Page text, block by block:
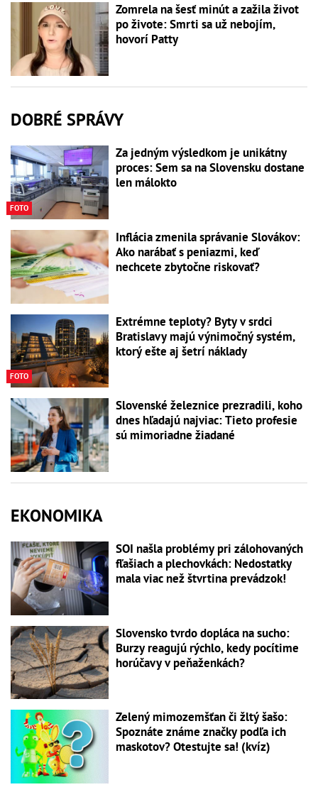
Zomrela na šesť minút a zažila život
po živote: Smrti sa už nebojím,
hovorí Patty
DOBRÉ SPRÁVY
FOTO
Za jedným výsledkom je unikátny
proces: Sem sa na Slovensku dostane
len málokto
Inflácia zmenila správanie Slovákov:
Ako narábať s peniazmi, keď
nechcete zbytočne riskovať?
FOTO
Extrémne teploty? Byty v srdci
Bratislavy majú výnimočný systém,
ktorý ešte aj šetrí náklady
Slovenské železnice prezradili, koho
dnes hľadajú najviac: Tieto profesie
sú mimoriadne žiadané
EKONOMIKA
SOI našla problémy pri zálohovaných
fľašiach a plechovkách: Nedostatky
mala viac než štvrtina prevádzok!
Slovensko tvrdo dopláca na sucho:
Burzy reagujú rýchlo, kedy pocítime
horúčavy v peňaženkách?
Zelený mimozemšťan či žltý šašo:
Spoznáte známe značky podľa ich
maskotov? Otestujte sa! (kvíz)